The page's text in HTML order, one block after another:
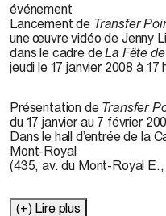
événement
Lancement de Transfer
une œuvre vidéo de Jenny
dans le cadre deLa Fête de
jeudi le 17 janvier 2008 à 17
Présentation de Transfer
du 17 janvier au 7 février
Dans le hall d’entrée de la
Mont-Royal
(435, av. du Mont-Royal
(+) Lire plus